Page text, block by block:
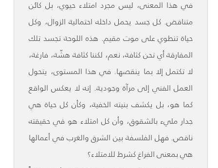
في هذا المعنى، ليس مجرد امتلاء حيوي، بل كائن
متناقض. كل جسد يحمل داخله احتمالية الزوال، وكل
حياة تنطوي على موت مقيم. هذه اللوحة تجسد تلك
المفارقة أي نحن كثافة، نعم، لكننا كثافة هشّة، فارغة،
لا تكتمل إلا بما ينقصها. في هذا المستوى، يتحول
العمل الفني إلى مرآة وجودية. إنه لا يعكس الواقع
كما هو، بل يكشف بنيته الخفية، وكأن كل حياة هي
جدار مليء بالشقوق، وأن كل امتلاء هو في حقيقته
ناقص. فهل الفلسفة بين الشرق والغرب في أعمالها
هي بمعنى الفراغ كشرط للامتلاء؟